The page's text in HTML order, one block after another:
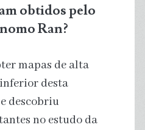
obtidos pelo
Ran?
mapas de alta
desta
descobriu
no estudo da